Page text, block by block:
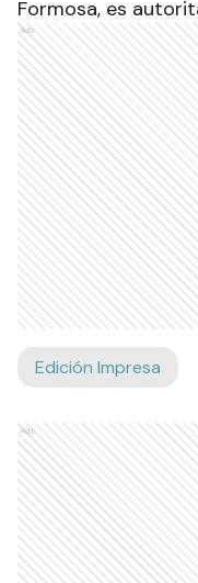
Formosa, es
Ads
Edición Impresa
Ads